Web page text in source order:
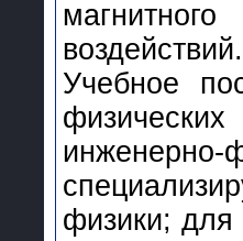
воздействий.
Учебное
физики; для